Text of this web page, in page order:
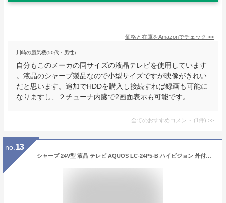
価格と在庫をAmazonでチェック >>
川崎の蜃気楼(50代・男性)
自分もこのメーカの同サイズの液晶テレビを使用しています
。液晶のシャープ製品なので小型サイズですが映像がきれい
だと思います。追加でHDDを購入し接続すれば録画も可能に
なりますし、２チューナ内臓で2画面表示も可能です。
全てのおすすめコメント (1件) >
no. 13
シャープ 24V型 液晶 テレビ AQUOS LC-24P5-B ハイビジョン 外付HDD対応(裏番組録画) ブラック 2017年モデル